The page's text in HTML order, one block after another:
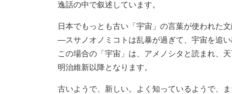
逸話の中で叙述しています。
日本でもっとも古い「宇宙」の言葉が使われた
―スサノオノミコトは乱暴が過ぎて、宇宙を追い
この場合の「宇宙」は、アメノシタと読まれ、
明治維新以降となります。
古いようで、新しい。よく知っているようで、